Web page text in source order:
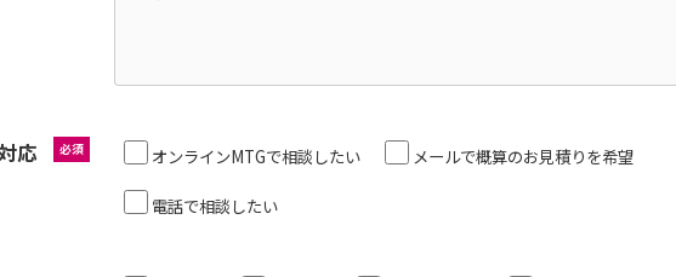
必須
応 オンラインMTGで相談したい メールで概算のお見積りを希望
電話で相談したい